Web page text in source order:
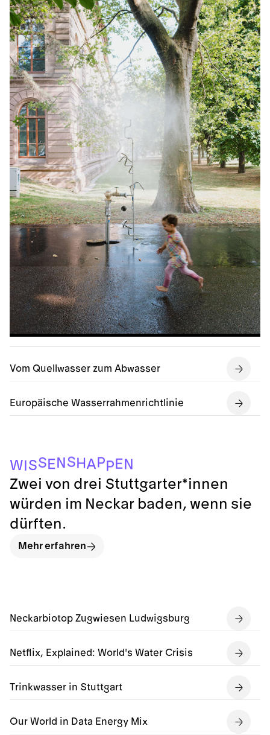
Vom Quellwasser zum Abwasser
Europäische Wasserrahmenrichtlinie
Neckarbiotop Zugwiesen Ludwigsburg
Netflix, Explained: World's Water Crisis
Trinkwasser in Stuttgart
Our World in Data Energy Mix
WISSENSHAPP EN
Zwei von drei Stuttgarter*innen
würden im Neckar baden, wenn sie
dürften.
Mehr erfahren